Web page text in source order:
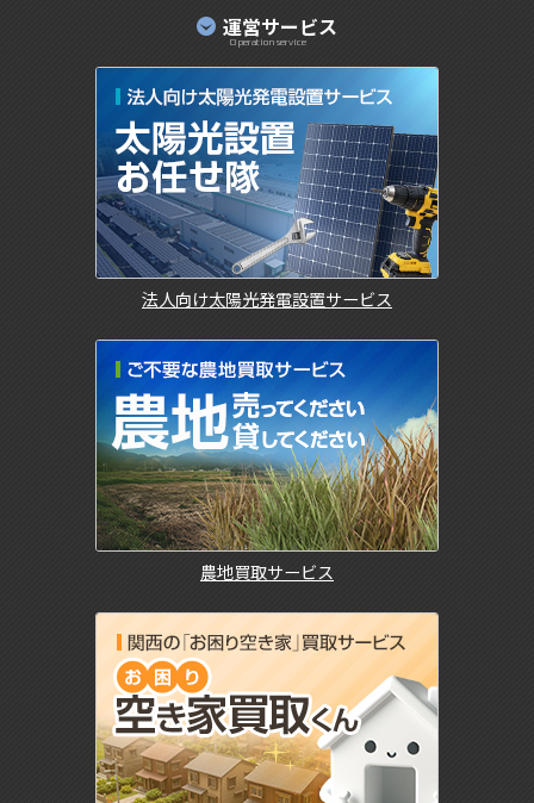
運営サービス
Operation service
法人向け太陽光発電設置サービス
農地買取サービス